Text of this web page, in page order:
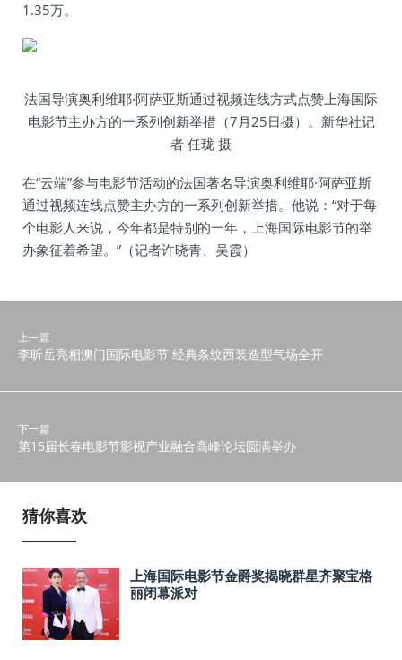
1.35万。
法国导演奥利维耶·阿萨亚斯通过视频连线方式点赞上海国际
电影节主办方的一系列创新举措（7月25日摄）。新华社记
者 任珑 摄
在“云端”参与电影节活动的法国著名导演奥利维耶·阿萨亚斯
通过视频连线点赞主办方的一系列创新举措。他说：“对于每
个电影人来说，今年都是特别的一年，上海国际电影节的举
办象征着希望。”（记者许晓青、吴霞）
上一篇
李昕岳亮相澳门国际电影节 经典条纹西装造型气场全开
下一篇
第15届长春电影节影视产业融合高峰论坛圆满举办
猜你喜欢
上海国际电影节金爵奖揭晓群星齐聚宝格
丽闭幕派对